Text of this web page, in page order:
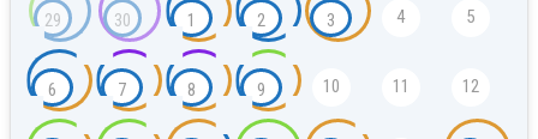
29 30 1 2 3 4 5
6 7 8 9 10 11 12